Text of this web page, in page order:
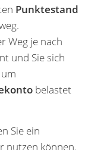
Punktestand
Weg je nach
und Sie sich
belastet
Sie ein
nutzen können.